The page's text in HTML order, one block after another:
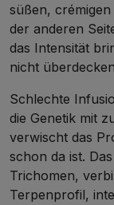
süßen,
der anderen
das Intensität
nicht
Schlechte
die Genetik mit
verwischt das
schon da ist.
Trichomen,
Terpenprofil,